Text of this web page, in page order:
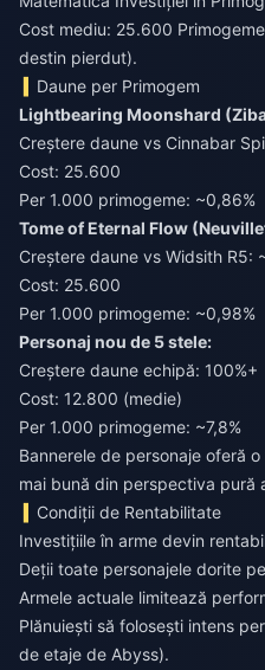
Cost mediu: 25.600
destin pierdut).
Daune per Primogem
Lightbearing Moonshard
Creștere daune vs Cinnabar
Cost: 25.600
Per 1.000 primogeme: ~0,86%
Tome of Eternal Flow
Creștere daune vs Widsith R5:
Cost: 25.600
Per 1.000 primogeme: ~0,98%
Personaj nou de 5 stele:
Creștere daune echipă: 100%+
Cost: 12.800 (medie)
Per 1.000 primogeme: ~7,8%
Bannerele de personaje oferă
mai bună din perspectiva pură
Condiții de Rentabilitate
Investițiile în arme devin
Deții toate personajele dorite
Armele actuale limitează
Plănuiești să folosești intens
de etaje de Abyss).